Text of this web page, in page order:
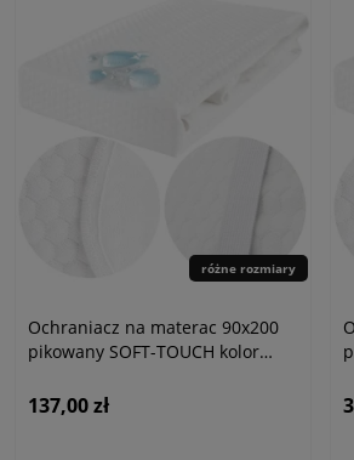
różne rozmiary
Ochraniacz na materac 90x200
pikowany SOFT-TOUCH kolor
137,00 zł